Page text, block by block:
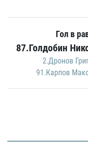
Гол в
87.Голдобин
2.Дронов
91.Карпов